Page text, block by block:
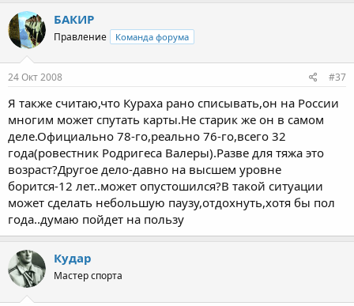
БАКИР
Правление Команда форума
24 Окт 2008 #37
Я также считаю,что Кураха рано списывать,он на России
многим может спутать карты.Не старик же он в самом
деле.Официально 78-го,реально 76-го,всего 32
года(ровестник Родригеса Валеры).Разве для тяжа это
возраст?Другое дело-давно на высшем уровне
борится-12 лет..может опустошился?В такой ситуации
может сделать небольшую паузу,отдохнуть,хотя бы пол
года..думаю пойдет на пользу
Кудар
Мастер спорта